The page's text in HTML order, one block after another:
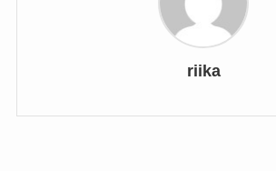
riika